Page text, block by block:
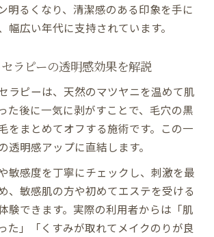
明るくなり、清潔感のある印象を手に
幅広い年代に支持されています。
ラピーの透明感効果を解説
ラピーは、天然のマツヤニを温めて肌
た後に一気に剥がすことで、毛穴の黒
をまとめてオフする施術です。この一
透明感アップに直結します。
敏感度を丁寧にチェックし、刺激を最
、敏感肌の方や初めてエステを受ける
験できます。実際の利用者からは「肌
た」「くすみが取れてメイクのりが良